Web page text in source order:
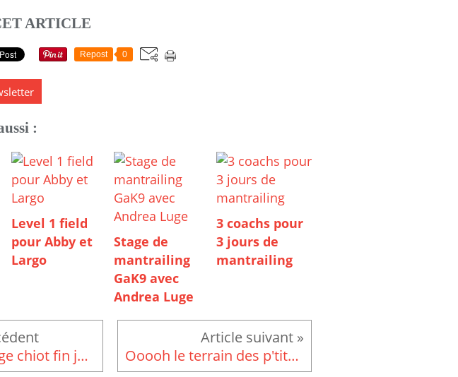
ARTICLE
Repost 0
:
Level 1 field
pour Abby et
Largo
Stage de
mantrailing
GaK9 avec
Andrea Luge
3 coachs pour
3 jours de
mantrailing
Prochain stage chiot fin janvier Ooooh le terrain des p'tits chiots sous la neige...